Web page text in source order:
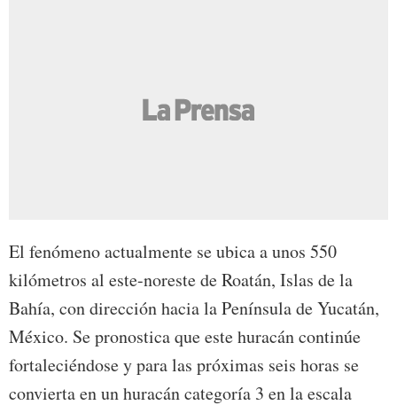
El fenómeno actualmente se ubica a unos 550
kilómetros al este-noreste de Roatán, Islas de la
Bahía, con dirección hacia la Península de Yucatán,
México. Se pronostica que este huracán continúe
fortaleciéndose y para las próximas seis horas se
convierta en un huracán categoría 3 en la escala